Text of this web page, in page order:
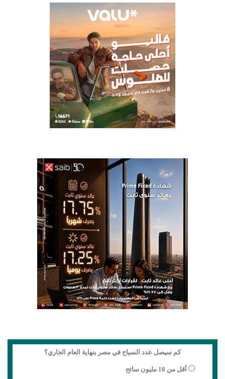
كم سيصل عدد السياح في مصر بنهاية العام الجاري؟
أقل من 18 مليون سائح